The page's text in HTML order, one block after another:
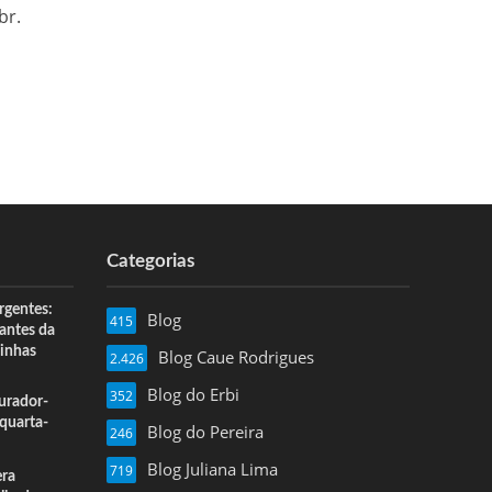
da
Categorias
Blog
415
Blog Caue Rodrigues
2.426
Blog do Erbi
352
Blog do Pereira
246
Blog Juliana Lima
719